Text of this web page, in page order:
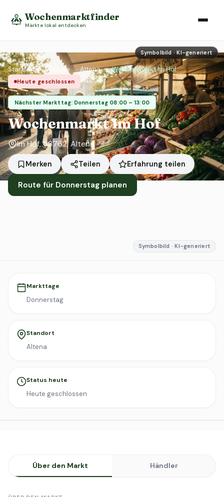
Wochenmarktfinder
Märkte lokal entdecken
Symbolbild · KI-generiert
Startseite › Städte › Altena › Wochenmarkt Im Hof
Heute geschlossen
Nächster Markttag: Donnerstag 08:00 – 13:00
Wochenmarkt Im Hof
Im Hof, 58762, Altena
Merken Teilen Erfahrung teilen
Route für Donnerstag planen
Symbolbild · KI-generiert
Markttage
Donnerstag
Standort
Altena
Status heute
Heute geschlossen
Über den Markt Händler